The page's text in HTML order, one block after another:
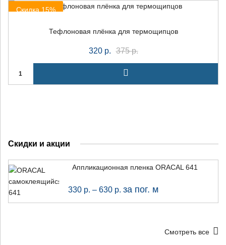
Скидка 15%
Тефлоновая плёнка для термощипцов
320 р. 375р.
Скидки и акции
Аппликационная пленка ORACAL 641
330 р. – 630 р. за пог. м
Смотреть все
info@artpride-msk.ru